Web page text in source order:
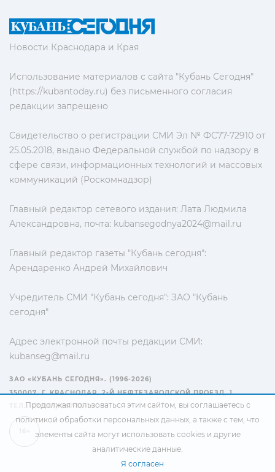
Новости Краснодара и Края
Использование материалов с сайта "Кубань Сегодня"
(https://kubantoday.ru) без письменного согласия
редакции запрещено
Свидетельство о регистрации СМИ Эл № ФС77-72910 от
25.05.2018, выдано Федеральной службой по надзору в
сфере связи, информационных технологий и массовых
коммуникаций (Роскомнадзор)
Главный редактор сетевого издания: Лата Людмила
Александровна, почта: kubansegodnya2024@mail.ru
Главный редактор газеты "Кубань сегодня":
Арендаренко Андрей Михайлович
Учредитель СМИ "Кубань сегодня": ЗАО "Кубань
сегодня"
Адрес электронной почты редакции СМИ:
kubanseg@mail.ru
ЗАО «КУБАНЬ СЕГОДНЯ». (1996-2026)
350007, Г. КРАСНОДАР, 2-Й НЕФТЕЗАВОДСКОЙ ПРОЕЗД, 1
ТЕЛ.: +7(861) 267-15-15
Продолжая пользоваться этим сайтом, вы соглашаетесь с
политикой обработки персональных данных, а также с тем, что
элементы сайта могут использовать cookies и другие
аналитические данные.
Я согласен